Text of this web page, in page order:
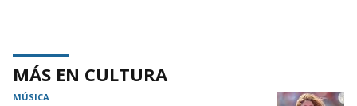
MÁS EN CULTURA
MÚSICA